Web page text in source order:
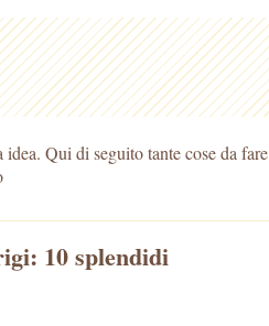
Qui di seguito tante cose da fare
10 splendidi